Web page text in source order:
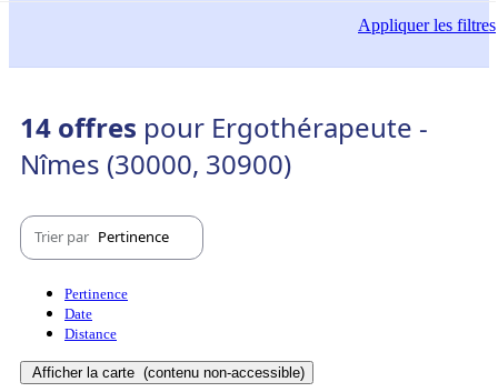
Appliquerles filtres
14 offres pour Ergothérapeute -
Nîmes (30000, 30900)
Trier par Pertinence
Pertinence
Date
Distance
Afficher la carte (contenu non-accessible)